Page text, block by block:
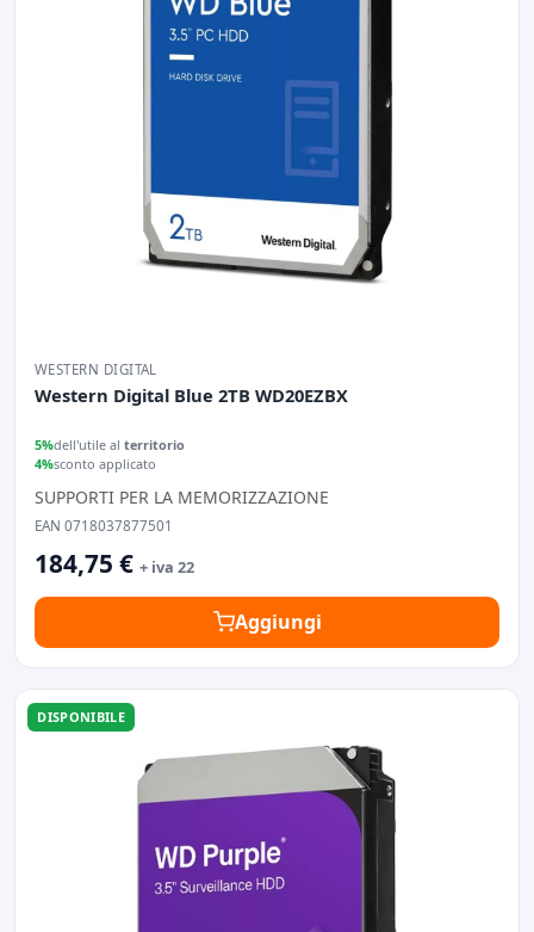
WESTERN DIGITAL
Western Digital Blue 2TB WD20EZBX
5%dell'utile al territorio
4%sconto applicato
SUPPORTI PER LA MEMORIZZAZIONE
EAN 0718037877501
184,75 € + iva 22
Aggiungi
DISPONIBILE